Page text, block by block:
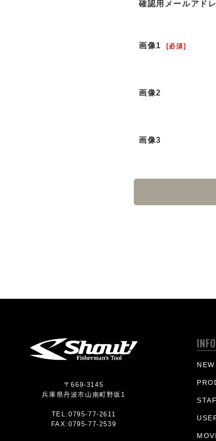
確認用メールアド
画像1 [必須]
画像2
画像3
〒669-3145
兵庫県丹波市山南町野坂1
TEL:0795-77-2611
FAX:0795-77-2539